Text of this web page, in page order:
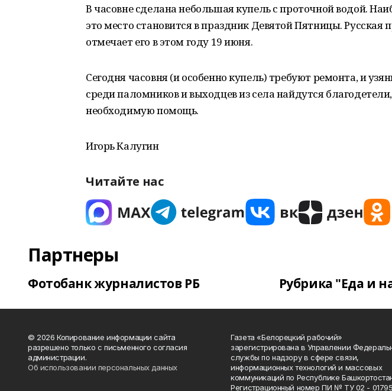
В часовне сделана небольшая купель с проточной водой.
это место становится в праздник Девятой Пятницы. Русская
отмечает его в этом году 19 июня.
Сегодня часовня (и особенно купель) требуют ремонта, и
среди паломников и выходцев из села найдутся
необходимую помощь.
Игорь Калугин
Читайте нас
Партнеры
Фотобанк журналистов РБ Рубрика "Еда и
© 2026 Копирование информации сайта
разрешено только с письменного согласия
администрации.
Об использовании персональных данных
Газета «Белорецкий рабочий»
зарегистрирована в Управлении
службы по надзору в сфере связи,
информационных технологий и массовых
коммуникаций по Республике
Регистрационный номер ПИ № ТУ 02 -